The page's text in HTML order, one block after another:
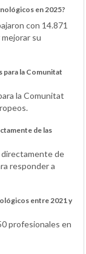
en 2025?
con 14.871
su
la Comunitat
la Comunitat
de las
directamente de
responder a
entre 2021 y
profesionales en